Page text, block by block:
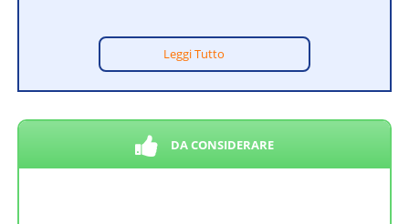
Leggi Tutto
DA CONSIDERARE